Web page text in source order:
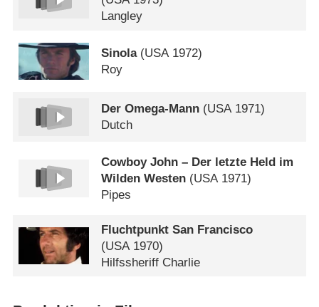
Langley
Sinola(USA1972)
Roy
Der Omega-Mann (USA1971)
Dutch
Cowboy John – Der letzte Held im
Wilden Westen (USA1971)
Pipes
Fluchtpunkt San Francisco
(USA 1970)
Hilfssheriff Charlie